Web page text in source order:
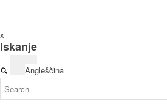
Angleščina
x
Iskanje